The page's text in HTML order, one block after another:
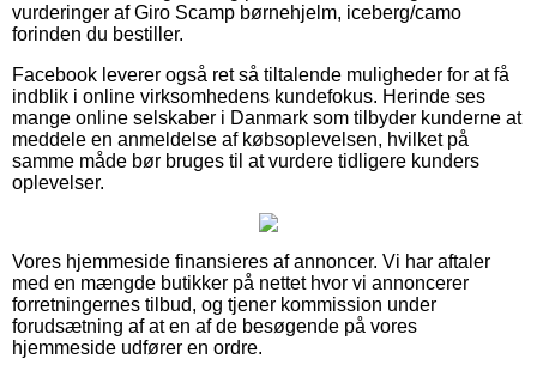
vurderinger af Giro Scamp børnehjelm, iceberg/camo
forinden du bestiller.
Facebook leverer også ret så tiltalende muligheder for at få
indblik i online virksomhedens kundefokus. Herinde ses
mange online selskaber i Danmark som tilbyder kunderne at
meddele en anmeldelse af købsoplevelsen, hvilket på
samme måde bør bruges til at vurdere tidligere kunders
oplevelser.
Vores hjemmeside finansieres af annoncer. Vi har aftaler
med en mængde butikker på nettet hvor vi annoncerer
forretningernes tilbud, og tjener kommission under
forudsætning af at en af de besøgende på vores
hjemmeside udfører en ordre.